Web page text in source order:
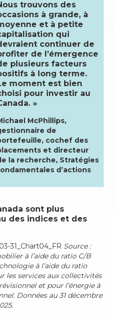
trouvons des
à grande, à
et à petite
qui
continuer de
de l’émergence
plusieurs facteurs
à long terme.
moment est bien
pour investir au
»
McPhillips,
de
cochef des
et directeur
la recherche, Stratégies
d’actions
sont plus
des indices et des
Source :
à l’aide du ratio C/B
à l’aide du ratio
les services aux collectivités
et pour l’énergie à
Données au 31 décembre